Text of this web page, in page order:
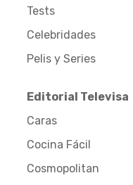
Tests
Celebridades
Pelis y Series
Editorial Televisa
Caras
Cocina Fácil
Cosmopolitan